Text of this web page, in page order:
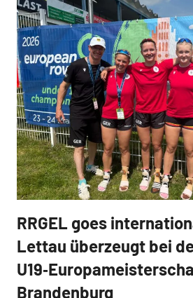
News
RRGEL goes
Lettau überzeugt bei
Brandenburg